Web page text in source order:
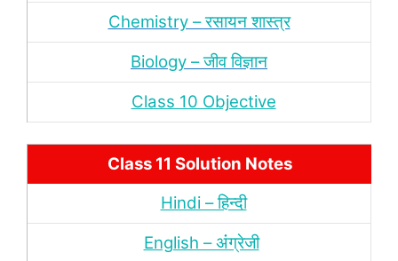
Chemistry – रसायन शास्‍त्र
Biology – जीव विज्ञान
Class 10 Objective
Class 11 Solution Notes
Hindi – हिन्‍दी
English – अंंग्रेजी